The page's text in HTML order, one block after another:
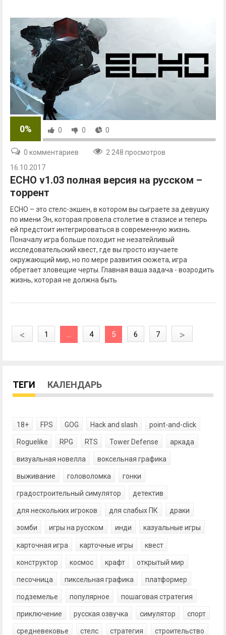
0% 0 0 0
0 комментариев
2 248 просмотров
16.10.2017
ECHO v1.03 полная версия на русском –
торрент
ECHO – это стелс-экшен, в котором вы сыграете за девушку
по имени Эн, которая провела столетие в стазисе и теперь
ей предстоит интегрироваться в современную жизнь.
Поначалу игра больше походит не незатейливый
исследовательский квест, где вы просто изучаете
окружающий мир, но по мере развития сюжета, игра
обретает зловещие черты. Главная ваша задача - возродить
жизнь, которая не должна быть
< 1 ... 4 5 6 7 >
ТЕГИ КАЛЕНДАРЬ
18+ FPS GOG Hack and slash point-and-click
Roguelike RPG RTS Tower Defense аркада
визуальная новелла воксельная графика
выживание головоломка гонки
градостроительный симулятор детектив
для нескольких игроков для слабых ПК драки
зомби игры на русском инди казуальные игры
карточная игра карточные игры квест
конструктор космос крафт открытый мир
песочница пиксельная графика платформер
подземелье популярное пошаговая стратегия
приключение русская озвучка симулятор спорт
средневековье стелс стратегия строительство